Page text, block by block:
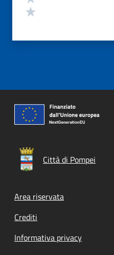
Città di Pompei
Footer menu
Area riservata
Crediti
Informativa privacy